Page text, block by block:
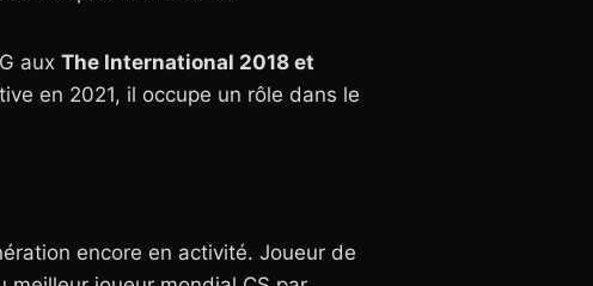
aux The International 2018 et
en 2021, il occupe un rôle dans le
encore en activité. Joueur de